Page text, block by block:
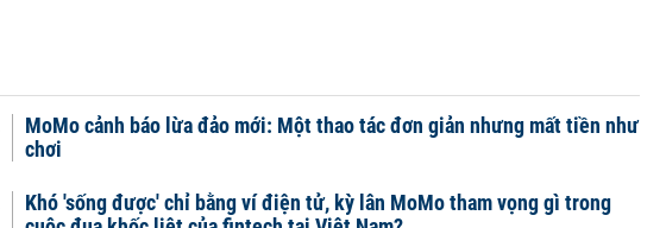
MoMo cảnh báo lừa đảo mới: Một thao tác đơn giản nhưng mất tiền như
chơi
Khó 'sống được' chỉ bằng ví điện tử, kỳ lân MoMo tham vọng gì trong